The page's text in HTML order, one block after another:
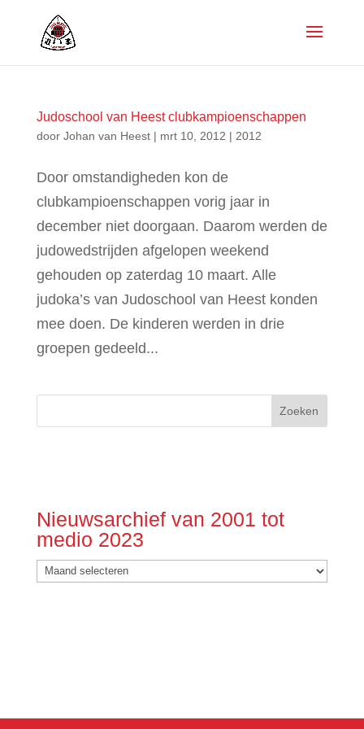
Judoschool van Heest clubkampioenschappen
door Johan van Heest| mrt 10, 2012 | 2012
Door omstandigheden kon de
clubkampioenschappen vorig jaar in
december niet doorgaan. Daarom werden de
judowedstrijden afgelopen weekend
gehouden op zaterdag 10 maart. Alle
judoka’s van Judoschool van Heest konden
mee doen. De kinderen werden in drie
groepen gedeeld...
Nieuwsarchief van 2001 tot
medio 2023
Nieuwsarchief
van